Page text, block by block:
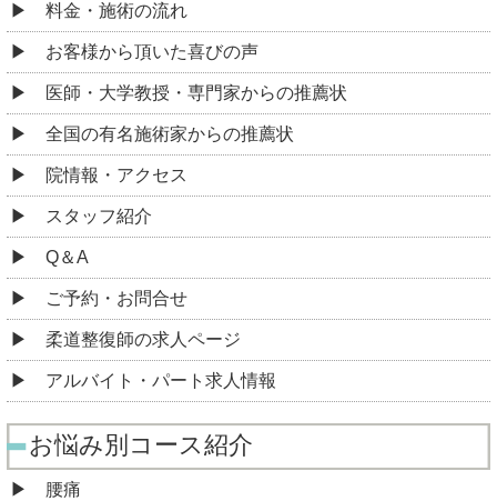
料金・施術の流れ
お客様から頂いた喜びの声
医師・大学教授・専門家からの推薦状
全国の有名施術家からの推薦状
院情報・アクセス
スタッフ紹介
Q＆A
ご予約・お問合せ
柔道整復師の求人ページ
アルバイト・パート求人情報
お悩み別コース紹介
腰痛